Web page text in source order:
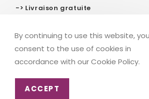
-> Livraison gratuite
© COPYRIGHT – LILIE FOLIE
By continuing to use this website, you
consent to the use of cookies in
accordance with our Cookie Policy.
ACCEPT